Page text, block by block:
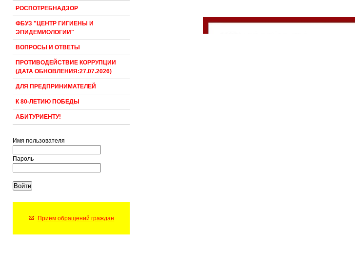
РОСПОТРЕБНАДЗОР
ФБУЗ "ЦЕНТР ГИГИЕНЫ И
ЭПИДЕМИОЛОГИИ"
ВОПРОСЫ И ОТВЕТЫ
ПРОТИВОДЕЙСТВИЕ КОРРУПЦИИ
(ДАТА ОБНОВЛЕНИЯ:27.07.2026)
ДЛЯ ПРЕДПРИНИМАТЕЛЕЙ
К 80-ЛЕТИЮ ПОБЕДЫ
АБИТУРИЕНТУ!
Имя пользователя
Пароль
Приём обращений граждан